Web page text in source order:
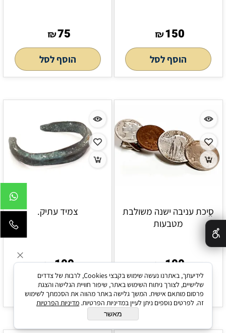
₪150
הוסף לסל
₪75
הוסף לסל
סיכת עניבה ישנה משולבת
מטבעות
₪100
הוסף לסל
צמיד עתיק.
₪100
הוסף לסל
✕
לידיעתך, באתרנו נעשה שימוש בקבצי Cookies, לרבות של צדדים
שלישיים, לצורך ניתוח השימוש באתר, שיפור חוויית הגלישה והצגת
פרסום מותאם אישית. המשך גלישה באתר מהווה את הסכמתך לשימוש
זה. לפרטים נוספים ניתן לעיין במדיניות הפרטיות. מדיניות הפרטיות
מאשר